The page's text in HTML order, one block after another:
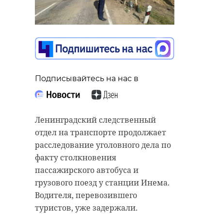
Подписывайтесь на нас в
Ленинградский следственный
отдел на транспорте продолжает
расследование уголовного дела по
факту столкновения
пассажирского автобуса и
грузового поезд у станции Инема.
Водителя, перевозившего
туристов, уже задержали.